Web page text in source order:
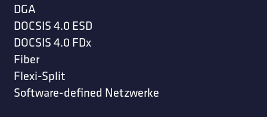
DGA
DOCSIS 4.0 ESD
DOCSIS 4.0 FDx
Fiber
Flexi-Split
Software-defined Netzwerke